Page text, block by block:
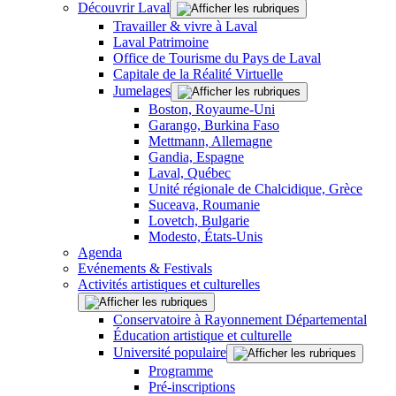
Découvrir Laval
Travailler & vivre à Laval
Laval Patrimoine
Office de Tourisme du Pays de Laval
Capitale de la Réalité Virtuelle
Jumelages
Boston, Royaume-Uni
Garango, Burkina Faso
Mettmann, Allemagne
Gandia, Espagne
Laval, Québec
Unité régionale de Chalcidique, Grèce
Suceava, Roumanie
Lovetch, Bulgarie
Modesto, États-Unis
Agenda
Evénements & Festivals
Activités artistiques et culturelles
Conservatoire à Rayonnement Départemental
Éducation artistique et culturelle
Université populaire
Programme
Pré-inscriptions